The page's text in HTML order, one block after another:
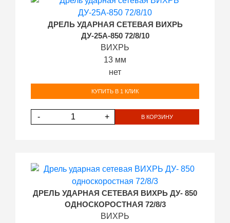
ДРЕЛЬ УДАРНАЯ СЕТЕВАЯ ВИХРЬ
ДУ-25А-850 72/8/10
ВИХРЬ
13 мм
нет
КУПИТЬ В 1 КЛИК
- + В КОРЗИНУ
ДРЕЛЬ УДАРНАЯ СЕТЕВАЯ ВИХРЬ ДУ- 850
ОДНОСКОРОСТНАЯ 72/8/3
ВИХРЬ